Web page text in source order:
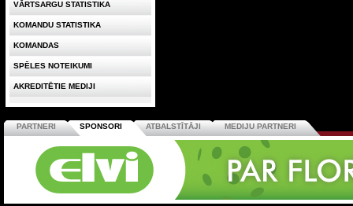
VĀRTSARGU STATISTIKA
KOMANDU STATISTIKA
KOMANDAS
SPĒLES NOTEIKUMI
AKREDITĒTIE MEDIJI
PARTNERI SPONSORI ATBALSTĪTĀJI MEDIJU PARTNERI